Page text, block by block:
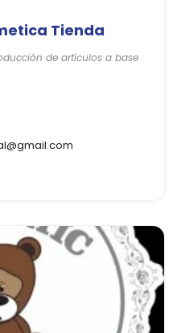
Tienda
de artículos a base